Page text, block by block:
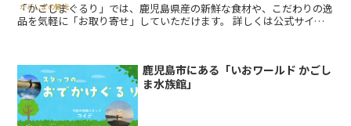
かごしまの観光
「かごしまぐるり」では、鹿児島県産の新鮮な食材や、こだわりの逸
品を気軽に「お取り寄せ」していただけます。 詳しくは公式サイト
鹿児島市にある「いおワールド かごし
ま水族館」